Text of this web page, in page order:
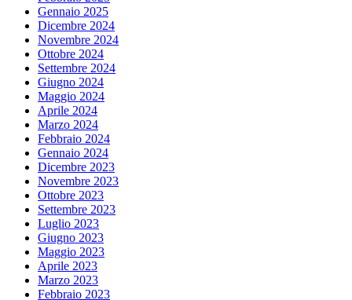
Gennaio 2025
Dicembre 2024
Novembre 2024
Ottobre 2024
Settembre 2024
Giugno 2024
Maggio 2024
Aprile 2024
Marzo 2024
Febbraio 2024
Gennaio 2024
Dicembre 2023
Novembre 2023
Ottobre 2023
Settembre 2023
Luglio 2023
Giugno 2023
Maggio 2023
Aprile 2023
Marzo 2023
Febbraio 2023